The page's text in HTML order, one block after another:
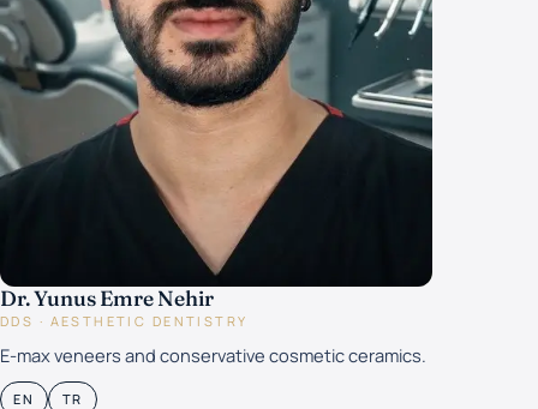
Dr. Yunus Emre Nehir
DDS · AESTHETIC DENTISTRY
E-max veneers and conservative cosmetic ceramics.
EN TR